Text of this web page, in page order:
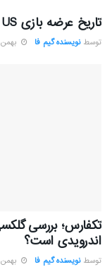
تاریخ عرضه بازی HELL is US فاش شد
توسط نویسنده گیم فا بهمن 23, 1403
اندرویدی است؟
توسط نویسنده گیم فا بهمن 23, 1403